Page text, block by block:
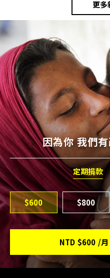
更多
因為你 我們
定期捐款
$600 $800
NTD $600 /月